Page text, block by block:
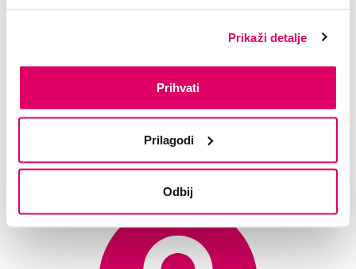
Prikaži detalje
Prihvati
Prilagodi
Odbij
Kontaktiraj nasza sve što te zanima.